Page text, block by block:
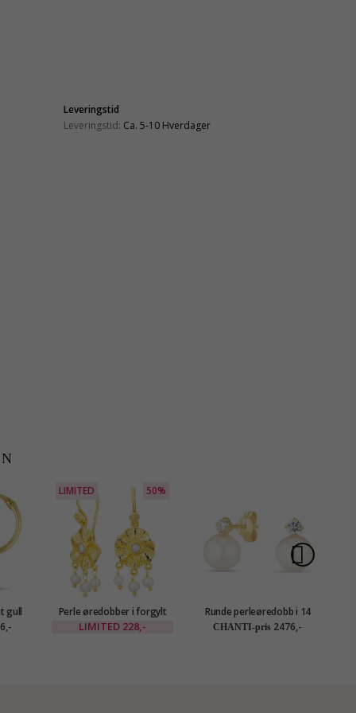
Leveringstid
Leveringstid: Ca. 5-10 Hverdager
gull
LIMITED 50%
Perle øredobber i forgylt
messing - Eliné
LIMITED 228,-
Runde perleøredobb i 14
karat gull med zirkon -
Gold Collection
CHANTI-pris 2476,-